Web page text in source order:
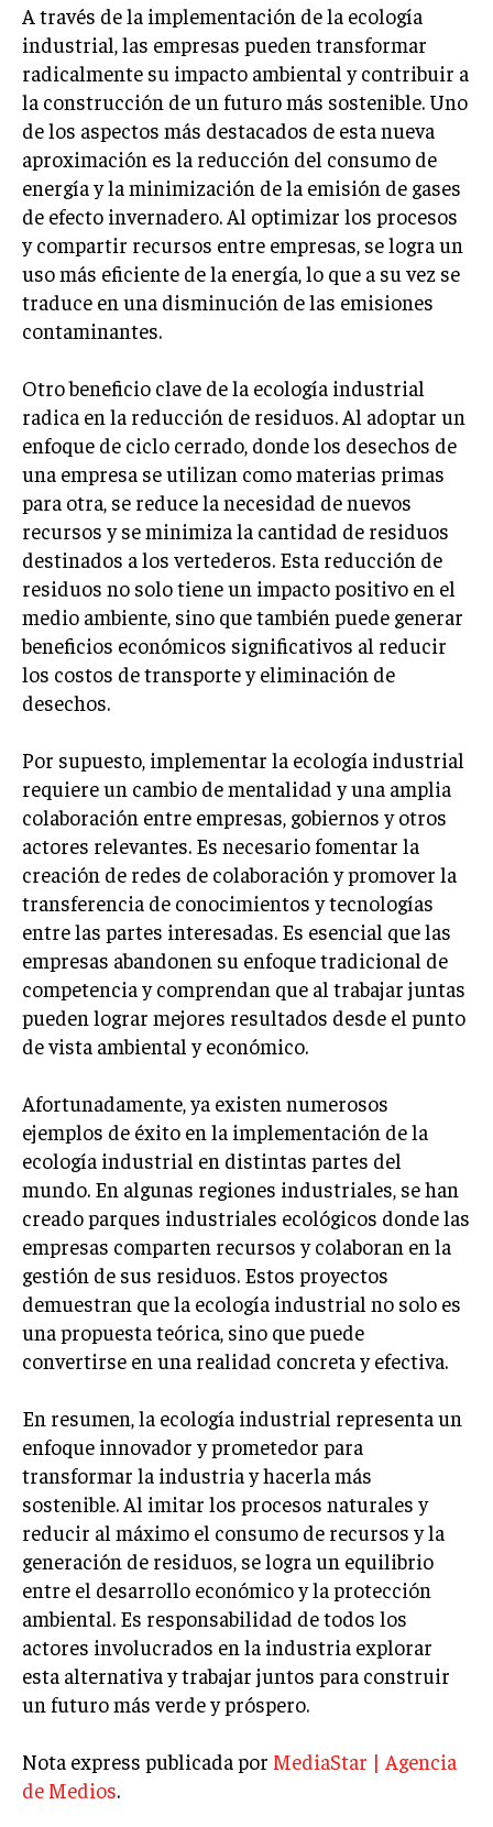
PUBLICIDAD
VENTAS Y PERSUASIÓN
GESTIÓN DE PRODUCTOS
COMUNICACIÓN CORPORATIVA
GESTIÓN DE MARCA
INVESTIGACIÓN DE MERCADO
ANÁLISIS DE COMPETENCIA
GESTIÓN DE CLIENTES
INNOVACIÓN EMPRESARIAL
GESTIÓN DEL CAMBIO
HABILIDADES DIRECTIVAS
EMPRENDIMIENTO
PLANIFICACIÓN EMPRESARIAL
FINANZAS
FINANZAS Y CONTABILIDAD
GESTIÓN DE RECURSOS FINANCIEROS
CONTABILIDAD EMPRESARIAL
ECONOMÍA EMPRESARIAL
INTERNACIONAL
NEGOCIOS INTERNACIONALES
COMERCIO INTERNACIONAL
EXPANSIÓN GLOBAL
IMPORTACIÓN Y EXPORTACIÓN
TECNOLOGIA
SOSTENIBILIDAD Y MEDIO AMBIENTE
GESTIÓN DE LA INNOVACIÓN TECNOLÓGICA
TRANSFORMACIÓN DIGITAL
ANALÍTICA EMPRESARIAL Y BUSINESS
INTELLIGENCE
CIBERSEGURIDAD EMPRESARIAL
GESTIÓN DEL RIESGO EMPRESARIAL
NEGOCIACIÓN Y RESOLUCIÓN DE CONFLICTOS
DERECHO EMPRESARIAL Y REGULACIONES
ÉXITO EMPRESARIAL Y CASOS DE ESTUDIO
GOBIERNO CORPORATIVO
ESTRATEGIAS DE NEGOCIOS
MARKETING B2C
A través de la implementación de la ecología
industrial, las empresas pueden transformar
radicalmente su impacto ambiental y contribuir a
la construcción de un futuro más sostenible. Uno
de los aspectos más destacados de esta nueva
aproximación es la reducción del consumo de
energía y la minimización de la emisión de gases
de efecto invernadero. Al optimizar los procesos
y compartir recursos entre empresas, se logra un
uso más eficiente de la energía, lo que a su vez se
traduce en una disminución de las emisiones
contaminantes.
Otro beneficio clave de la ecología industrial
radica en la reducción de residuos. Al adoptar un
enfoque de ciclo cerrado, donde los desechos de
una empresa se utilizan como materias primas
para otra, se reduce la necesidad de nuevos
recursos y se minimiza la cantidad de residuos
destinados a los vertederos. Esta reducción de
residuos no solo tiene un impacto positivo en el
medio ambiente, sino que también puede generar
beneficios económicos significativos al reducir
los costos de transporte y eliminación de
desechos.
Por supuesto, implementar la ecología industrial
requiere un cambio de mentalidad y una amplia
colaboración entre empresas, gobiernos y otros
actores relevantes. Es necesario fomentar la
creación de redes de colaboración y promover la
transferencia de conocimientos y tecnologías
entre las partes interesadas. Es esencial que las
empresas abandonen su enfoque tradicional de
competencia y comprendan que al trabajar juntas
pueden lograr mejores resultados desde el punto
de vista ambiental y económico.
Afortunadamente, ya existen numerosos
ejemplos de éxito en la implementación de la
ecología industrial en distintas partes del
mundo. En algunas regiones industriales, se han
creado parques industriales ecológicos donde las
empresas comparten recursos y colaboran en la
gestión de sus residuos. Estos proyectos
demuestran que la ecología industrial no solo es
una propuesta teórica, sino que puede
convertirse en una realidad concreta y efectiva.
En resumen, la ecología industrial representa un
enfoque innovador y prometedor para
transformar la industria y hacerla más
sostenible. Al imitar los procesos naturales y
reducir al máximo el consumo de recursos y la
generación de residuos, se logra un equilibrio
entre el desarrollo económico y la protección
ambiental. Es responsabilidad de todos los
actores involucrados en la industria explorar
esta alternativa y trabajar juntos para construir
un futuro más verde y próspero.
Nota express publicada por MediaStar | Agencia
de Medios.